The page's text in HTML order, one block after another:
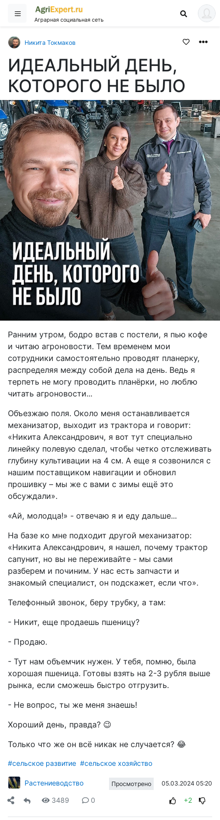
Аграрная социальная сеть
Никита Токмаков
ИДЕАЛЬНЫЙ ДЕНЬ,
КОТОРОГО НЕ БЫЛО
Ранним утром, бодро встав с постели, я пью кофе
и читаю агроновости. Тем временем мои
сотрудники самостоятельно проводят планерку,
распределяя между собой дела на день. Ведь я
терпеть не могу проводить планёрки, но люблю
читать агроновости...
Объезжаю поля. Около меня останавливается
механизатор, выходит из трактора и говорит:
«Никита Александрович, я вот тут специально
линейку полевую сделал, чтобы четко отслеживать
глубину культивации на 4 см. А еще я созвонился с
нашим поставщиком навигации и обновил
прошивку – мы же с вами с зимы ещё это
обсуждали».
«Ай, молодца!» - отвечаю я и еду дальше...
На базе ко мне подходит другой механизатор:
«Никита Александрович, я нашел, почему трактор
сапунит, но вы не переживайте - мы сами
разберем и починим. У нас есть запчасти и
знакомый специалист, он подскажет, если что».
Телефонный звонок, беру трубку, а там:
- Никит, еще продаешь пшеницу?
- Продаю.
- Тут нам объемчик нужен. У тебя, помню, была
хорошая пшеница. Готовы взять на 2-3 рубля выше
рынка, если сможешь быстро отгрузить.
- Не вопрос, ты же меня знаешь!
Хороший день, правда? 😉
Только что же он всё никак не случается? 😂
#сельское развитие #сельское хозяйство
Растениеводство Просмотрено 05.03.2024 05:20
3489 0 +2